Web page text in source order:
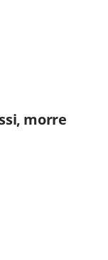
morre